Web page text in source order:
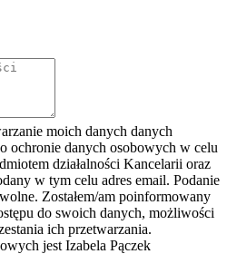
moich danych danych
ochronie danych osobowych w celu
działalności Kancelarii oraz
w tym celu adres email. Podanie
Zostałem/am poinformowany
do swoich danych, możliwości
ich przetwarzania.
jest Izabela Pączek